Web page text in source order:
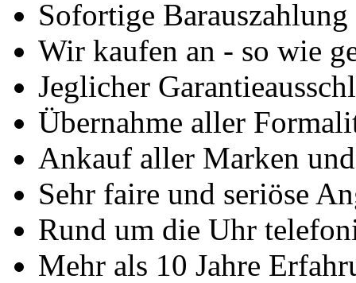
Sofortige
Wir kaufen an - so wie
Jeglicher
Übernahme aller
Ankauf aller Marken
Sehr faire und seriöse
Rund um die Uhr
Mehr als 10 Jahre